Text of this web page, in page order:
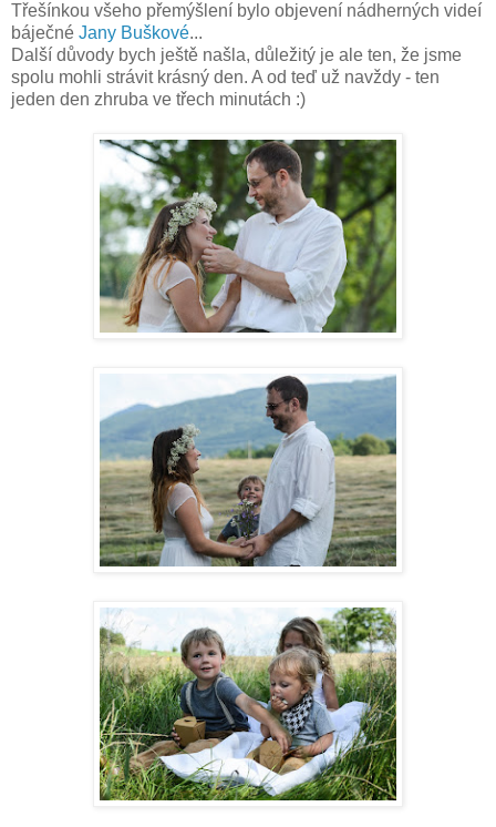
Třešínkou všeho přemýšlení bylo objevení nádherných videí
báječné Jany Buškové...
Další důvody bych ještě našla, důležitý je ale ten, že jsme
spolu mohli strávit krásný den. A od teď už navždy - ten
jeden den zhruba ve třech minutách :)